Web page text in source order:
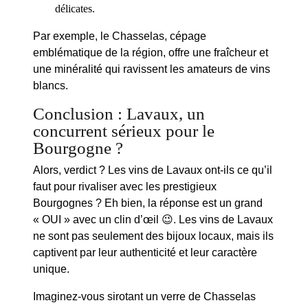
délicates.
Par exemple, le Chasselas, cépage
emblématique de la région, offre une fraîcheur et
une minéralité qui ravissent les amateurs de vins
blancs.
Conclusion : Lavaux, un
concurrent sérieux pour le
Bourgogne ?
Alors, verdict ? Les vins de Lavaux ont-ils ce qu’il
faut pour rivaliser avec les prestigieux
Bourgognes ? Eh bien, la réponse est un grand
« OUI » avec un clin d’œil 😉. Les vins de Lavaux
ne sont pas seulement des bijoux locaux, mais ils
captivent par leur authenticité et leur caractère
unique.
Imaginez-vous sirotant un verre de Chasselas